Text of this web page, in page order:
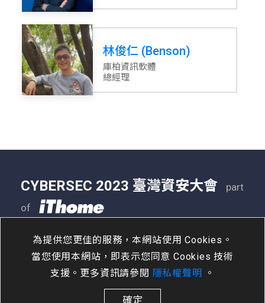
林俊仁 (Benson)
庫柏資訊軟體
總經理
為提供您更佳的服務，本網站使用 Cookies。
當您使用本網站，即表示您同意 Cookies 技術
支援。更多資訊請參閱 隱私權聲明 。
確定
CYBERSEC 2023 臺灣資安大會
part
of